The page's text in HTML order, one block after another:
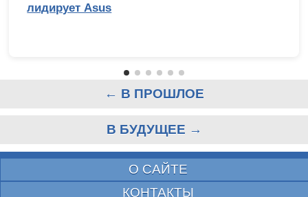
лидирует Asus
← В ПРОШЛОЕ
В БУДУЩЕЕ →
О САЙТЕ
КОНТАКТЫ